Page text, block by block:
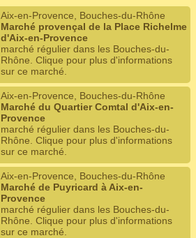
Aix-en-Provence, Bouches-du-Rhône
Marché provençal de la Place Richelme
d'Aix-en-Provence
marché régulier dans les Bouches-du-
Rhône. Clique pour plus d'informations
sur ce marché.
Aix-en-Provence, Bouches-du-Rhône
Marché du Quartier Comtal d'Aix-en-
Provence
marché régulier dans les Bouches-du-
Rhône. Clique pour plus d'informations
sur ce marché.
Aix-en-Provence, Bouches-du-Rhône
Marché de Puyricard à Aix-en-
Provence
marché régulier dans les Bouches-du-
Rhône. Clique pour plus d'informations
sur ce marché.